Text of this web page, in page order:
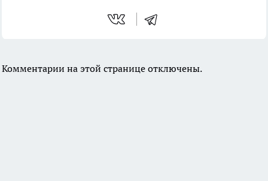
Комментарии на этой странице отключены.